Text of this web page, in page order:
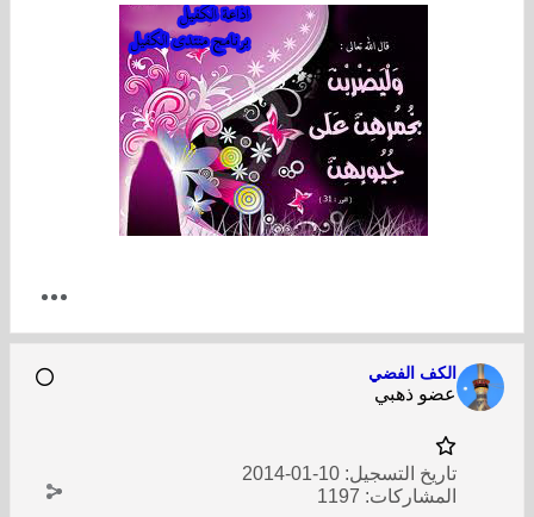
الكف الفضي
عضو ذهبي
تاريخ التسجيل: 10-01-2014
المشاركات: 1197